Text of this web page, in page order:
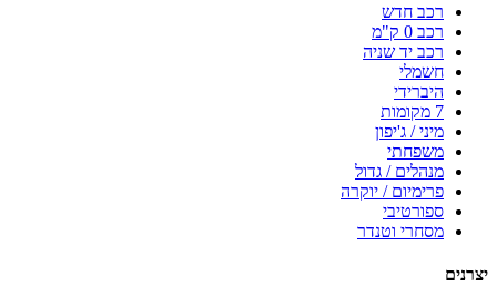
רכב חדש
רכב 0 ק"מ
רכב יד שניה
חשמלי
היברידי
7 מקומות
מיני / ג'יפון
משפחתי
מנהלים / גדול
פרימיום / יוקרה
ספורטיבי
מסחרי וטנדר
יצרנים